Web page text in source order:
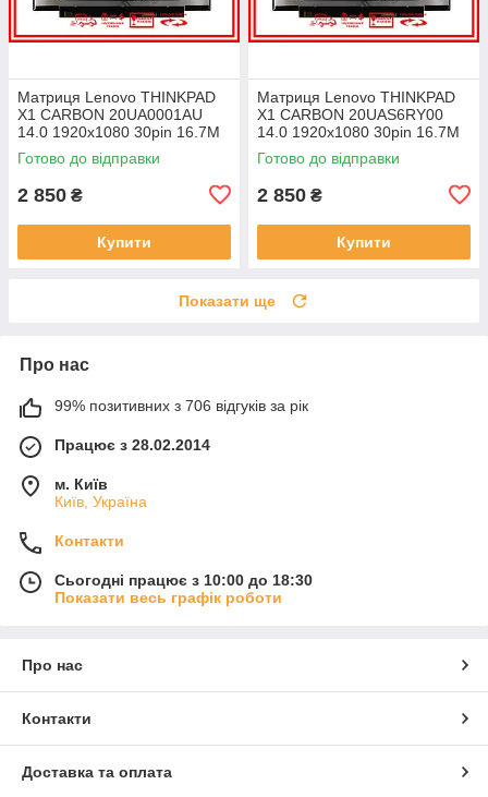
Матриця Lenovo THINKPAD
X1 CARBON 20UA0001AU
14.0 1920x1080 30pin 16.7M
45% NTSC 300 cd/m² для
ноутбука
Готово до відправки
2 850 ₴
Купити
Матриця Lenovo THINKPAD
X1 CARBON 20UAS6RY00
14.0 1920x1080 30pin 16.7M
45% NTSC 300 cd/m² для
ноутбука
Готово до відправки
2 850 ₴
Купити
Показати ще
Про нас
99% позитивних з 706 відгуків за рік
Працює з 28.02.2014
м. Київ
Київ, Україна
Контакти
Сьогодні працює з 10:00 до 18:30
Показати весь графік роботи
Про нас
Контакти
Доставка та оплата